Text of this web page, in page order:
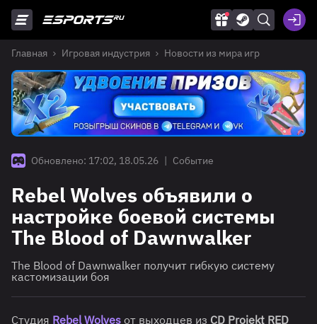
Главная Игровая индустрия Новости из мира игр
Обновлено: 17:02, 18.05.26 | Событие
Rebel Wolves объявили о
настройке боевой системы
The Blood of Dawnwalker
The Blood of Dawnwalker получит гибкую систему
кастомизации боя
Студия Rebel Wolves от выходцев из CD Projekt RED